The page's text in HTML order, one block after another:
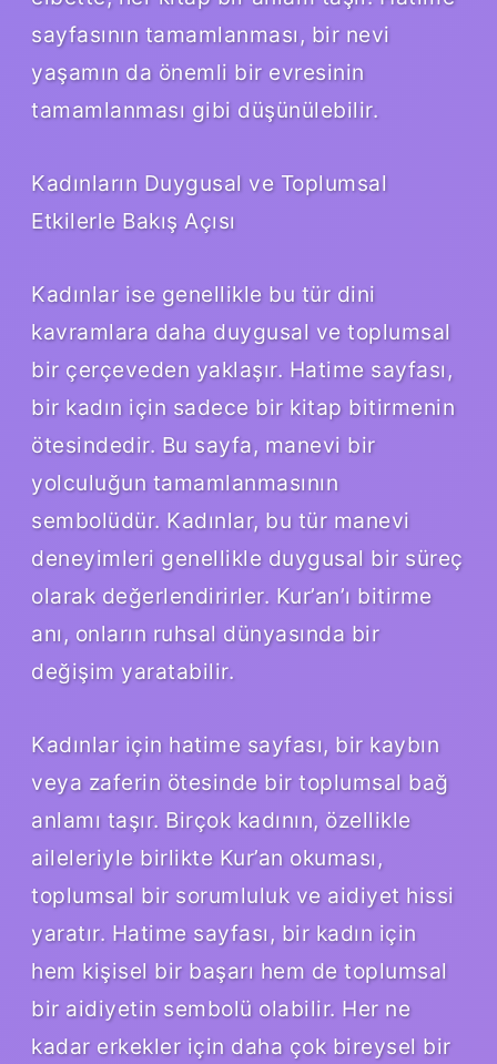
sayfasının tamamlanması, bir nevi
yaşamın da önemli bir evresinin
tamamlanması gibi düşünülebilir.
Kadınların Duygusal ve Toplumsal
Etkilerle Bakış Açısı
Kadınlar ise genellikle bu tür dini
kavramlara daha duygusal ve toplumsal
bir çerçeveden yaklaşır. Hatime sayfası,
bir kadın için sadece bir kitap bitirmenin
ötesindedir. Bu sayfa, manevi bir
yolculuğun tamamlanmasının
sembolüdür. Kadınlar, bu tür manevi
deneyimleri genellikle duygusal bir süreç
olarak değerlendirirler. Kur’an’ı bitirme
anı, onların ruhsal dünyasında bir
değişim yaratabilir.
Kadınlar için hatime sayfası, bir kaybın
veya zaferin ötesinde bir toplumsal bağ
anlamı taşır. Birçok kadının, özellikle
aileleriyle birlikte Kur’an okuması,
toplumsal bir sorumluluk ve aidiyet hissi
yaratır. Hatime sayfası, bir kadın için
hem kişisel bir başarı hem de toplumsal
bir aidiyetin sembolü olabilir. Her ne
kadar erkekler için daha çok bireysel bir